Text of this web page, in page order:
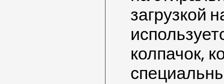
загрузкой
колпачок,